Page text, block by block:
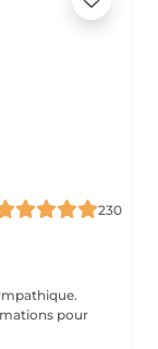
230
pour